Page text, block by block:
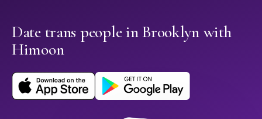
Date trans people in Brooklyn with
Himoon